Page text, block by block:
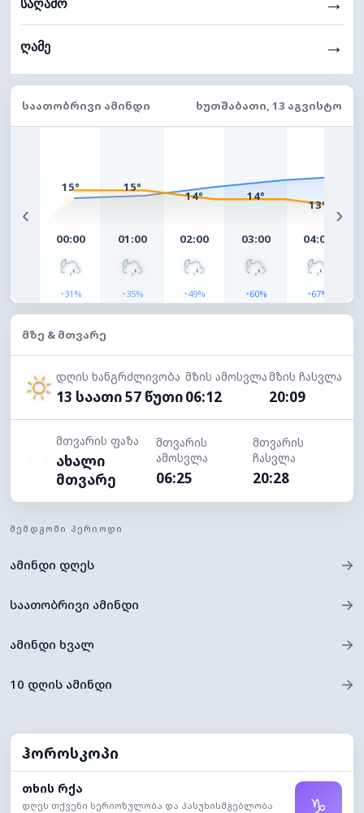
საღამო
ღამე →
ᲡᲐᲐᲗᲝᲑᲠᲘᲕᲘ ᲐᲛᲘᲜᲓᲘ ᲮᲣᲗᲨᲐᲑᲐᲗᲘ, 13 ᲐᲒᲕᲘᲡᲢᲝ
‹
15°
00:00
◔31%
15°
01:00
◔35%
14°
02:00
◔49%
14°
03:00
◔60%
13°
04:00
◔67%
›
ᲛᲖᲔ & ᲛᲗᲕᲐᲠᲔ
დღის ხანგრძლივობა
13 საათი 57 წუთი
მზის ამოსვლა
06:12
მზის ჩასვლა
20:09
მთვარის ფაზა
ახალი
მთვარე
მთვარის
ამოსვლა
06:25
მთვარის
ჩასვლა
20:28
ᲨᲔᲛᲓᲒᲝᲛᲘ ᲞᲔᲠᲘᲝᲓᲘ
ამინდი დღეს →
საათობრივი ამინდი →
ამინდი ხვალ →
10 დღის ამინდი →
ჰოროსკოპი
თხის რქა
დღეს თქვენი სერიოზულობა და პასუხისმგებლობა
♑